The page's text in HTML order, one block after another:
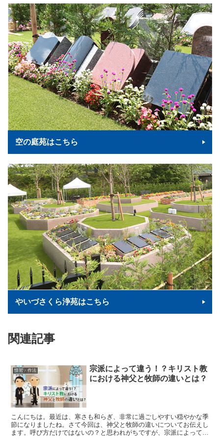
空の庭苑はこちら
やいづさくら浄苑はこちら
関連記事
慣習・作法
宗派によって違う！？キリスト教
における神父と牧師の違いとは？
こんにちは。最近は、寒さも和らぎ、非常に過ごしやすい穏やかな季
節になりましたね。さて今回は、神父と牧師の違いについてお伝えし
ます。呼び方だけではないの？と思われがちですが、宗派によって違